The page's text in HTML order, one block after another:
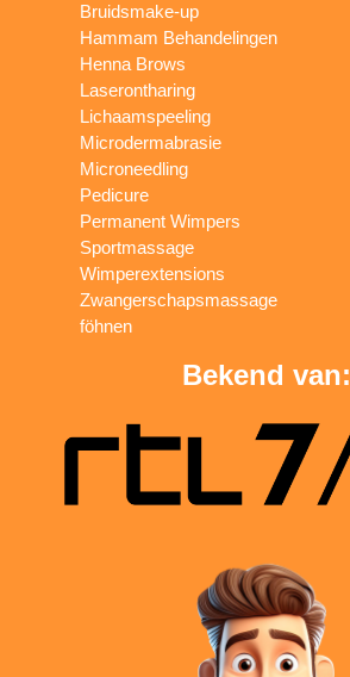
Bruidsmake-up
Hammam Behandelingen
Henna Brows
Laserontharing
Lichaamspeeling
Microdermabrasie
Microneedling
Pedicure
Permanent Wimpers
Sportmassage
Wimperextensions
Zwangerschapsmassage
föhnen
Bekend van: